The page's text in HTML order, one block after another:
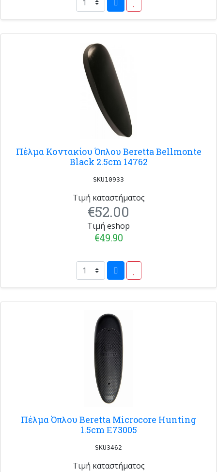
Πέλμα Κοντακίου Όπλου Beretta Bellmonte
Black 2.5cm 14762
SKU10933
Τιμή καταστήματος
€52.00
Τιμή eshop
€49.90
Πέλμα Όπλου Beretta Microcore Hunting
1.5cm E73005
SKU3462
Τιμή καταστήματος